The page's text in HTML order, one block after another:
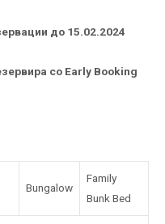
до 15.02.2024
со Early Booking
Bungalow
Family
Bunk Bed